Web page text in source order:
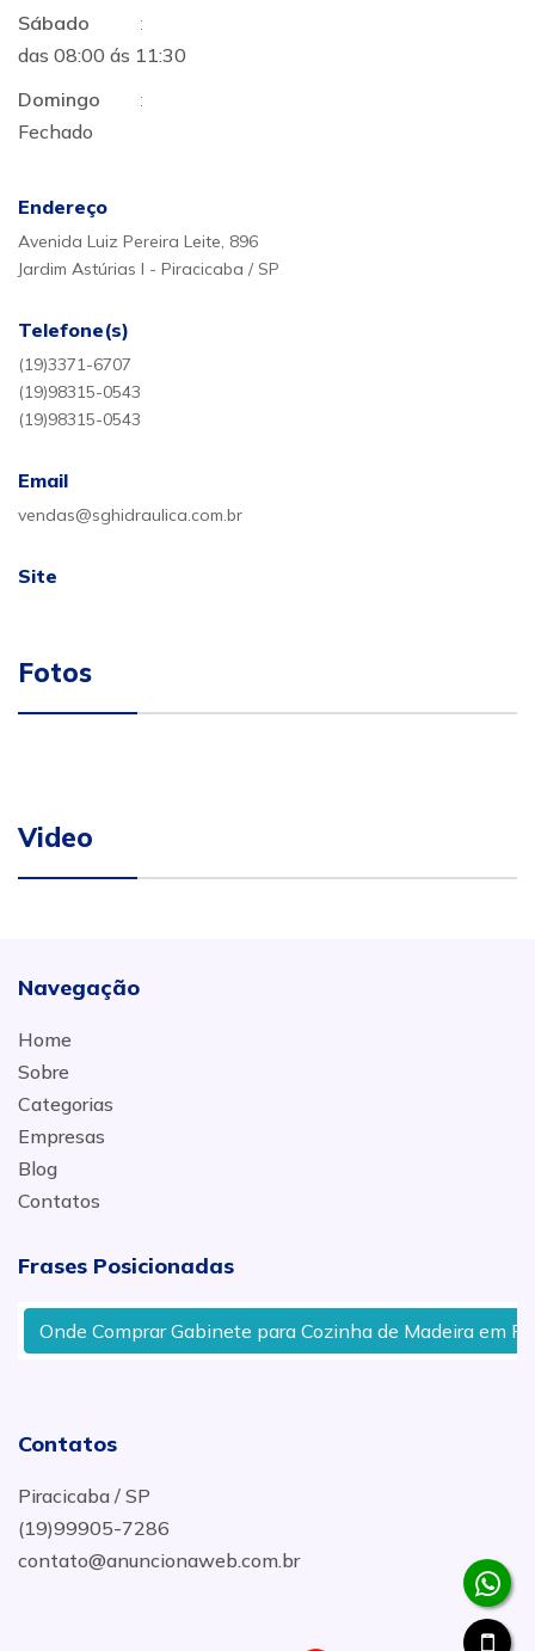
Sábado
:
das 08:00 ás 11:30
Domingo
:
Fechado
Endereço
Avenida Luiz Pereira Leite, 896
Jardim Astúrias I - Piracicaba / SP
Telefone(s)
(19)3371-6707
(19)98315-0543
(19)98315-0543
Email
vendas@sghidraulica.com.br
Site
Fotos
Video
Navegação
Home
Sobre
Categorias
Empresas
Blog
Contatos
Frases Posicionadas
Onde Comprar Gabinete para Cozinha de Madeira em
Contatos
Piracicaba / SP
(19)99905-7286
contato@anuncionaweb.com.br